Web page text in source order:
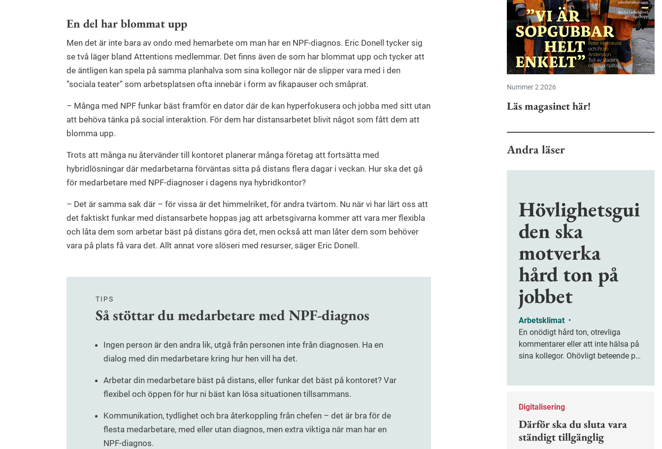
En del har blommat upp
Men det är inte bara av ondo med hemarbete om man har en NPF-diagnos. Eric Donell tycker sig
se två läger bland Attentions medlemmar. Det finns även de som har blommat upp och tycker att
de äntligen kan spela på samma planhalva som sina kollegor när de slipper vara med i den
”sociala teater” som arbetsplatsen ofta innebär i form av fikapauser och småprat.
– Många med NPF funkar bäst framför en dator där de kan hyperfokusera och jobba med sitt utan
att behöva tänka på social interaktion. För dem har distansarbetet blivit något som fått dem att
blomma upp.
Trots att många nu återvänder till kontoret planerar många företag att fortsätta med
hybridlösningar där medarbetarna förväntas sitta på distans flera dagar i veckan. Hur ska det gå
för medarbetare med NPF-diagnoser i dagens nya hybridkontor?
– Det är samma sak där – för vissa är det himmelriket, för andra tvärtom. Nu när vi har lärt oss att
det faktiskt funkar med distansarbete hoppas jag att arbetsgivarna kommer att vara mer flexibla
och låta dem som arbetar bäst på distans göra det, men också att man låter dem som behöver
vara på plats få vara det. Allt annat vore slöseri med resurser, säger Eric Donell.
TIPS
Så stöttar du medarbetare med NPF-diagnos
Ingen person är den andra lik, utgå från personen inte från diagnosen. Ha en
dialog med din medarbetare kring hur hen vill ha det.
Arbetar din medarbetare bäst på distans, eller funkar det bäst på kontoret? Var
flexibel och öppen för hur ni bäst kan lösa situationen tillsammans.
Kommunikation, tydlighet och bra återkoppling från chefen – det är bra för de
flesta medarbetare, med eller utan diagnos, men extra viktiga när man har en
NPF-diagnos.
Nummer 2 2026
Läs magasinet här!
Andra läser
Hövlighetsgui
den ska
motverka
hård ton på
jobbet
Arbetsklimat •
En onödigt hård ton, otrevliga
kommentarer eller att inte hälsa på
sina kollegor. Ohövligt beteende på
förebygga ohövligt beteende på
Digitalisering
Därför ska du sluta vara
ständigt tillgänglig